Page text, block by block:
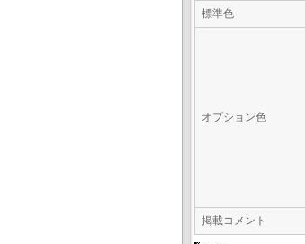
標準色
オプション色
掲載コメント